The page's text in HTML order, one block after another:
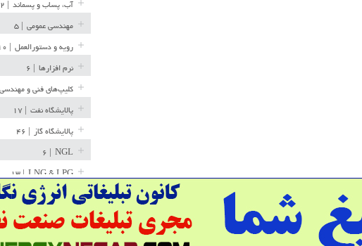
آب، پساب و پسماند
مهندسی عمومی
رویه و دستورالعمل
نرم افزارها
کلیپ‌های فنی و مهندسی
پالایشگاه نفت
پالایشگاه گاز
NGL
LNG & LPG | ۱۳
خط لوله | ۳۶
مخازن ذخیره